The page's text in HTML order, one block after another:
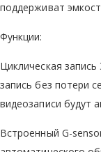
поддерживат
Функции:
Циклическая
запись без потери
видеозаписи будут
Встроенный G-